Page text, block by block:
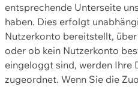
entsprechende Unterseite
haben. Dies erfolgt
Nutzerkonto bereitstellt,
oder ob kein Nutzerkonto
eingeloggt sind, werden Ihre
zugeordnet. Wenn Sie die